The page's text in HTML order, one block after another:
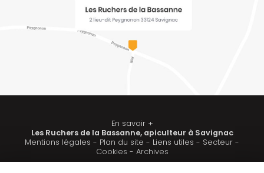
En savoir +
Les Ruchers de la Bassanne
Les Ruchers de la Bassanne, apiculteur à Savignac
Mentions légales - Plan du site - Liens utiles - Secteur -
Cookies - Archives